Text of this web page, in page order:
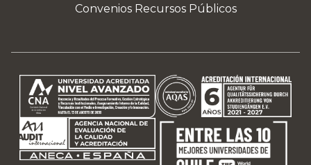
Convenios Recursos Públicos